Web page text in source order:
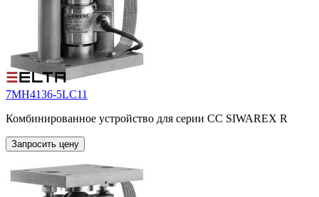
7MH4136-5LC11
Комбинированное устройство для серии CC SIWAREX R
Запросить цену